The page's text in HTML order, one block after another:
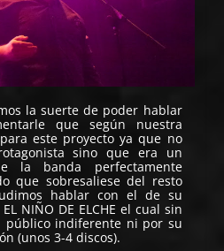
la suerte de poder hablar
que según nuestra
este proyecto ya que no
sino que era un
la banda perfectamente
que sobresaliese del resto
hablar con el de su
NIÑO DE ELCHE el cual sin
público indiferente ni por su
(unos 3-4 discos).